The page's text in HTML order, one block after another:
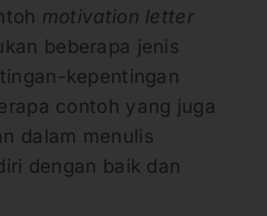
motivation letter
beberapa jenis
kepentingan
contoh yang juga
dalam menulis
dengan baik dan